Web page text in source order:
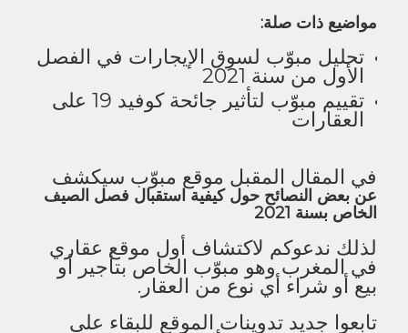
مواضيع ذات صلة:
تحليل مبوّب لسوق الإيجارات في الفصل
الأول من سنة 2021
تقييم مبوّب لتأثير جائحة كوفيد 19 على
العقارات
في المقال المقبل موقع مبوّب سيكشف
عن بعض النصائح حول كيفية استقبال فصل الصيف
الخاص بسنة 2021
لذلك ندعوكم لاكتشاف أول موقع عقاري
في المغرب وهو مبوّب الخاص بتأجير أو
بيع أو شراء أي نوع من العقار.
تابعوا جديد تدوينات الموقع للبقاء على